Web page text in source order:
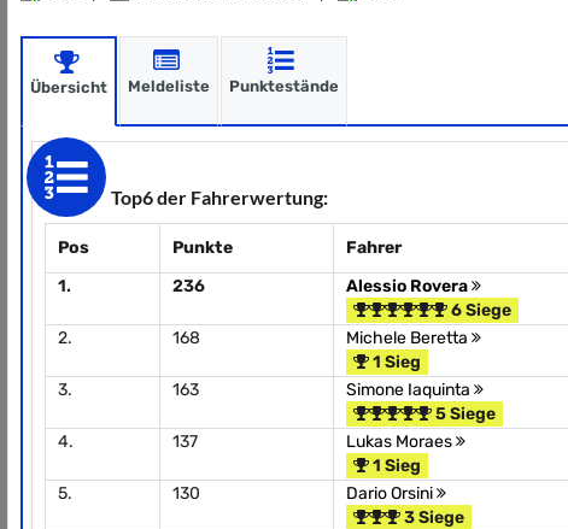
Übersicht Meldeliste Punktestände
Top6 der Fahrerwertung:
Pos Punkte Fahrer
1.
236
Alessio Rovera
6 Siege
2.
168
Michele Beretta
1 Sieg
3.
163
Simone Iaquinta
5 Siege
4.
137
Lukas Moraes
1 Sieg
5.
130
Dario Orsini
3 Siege